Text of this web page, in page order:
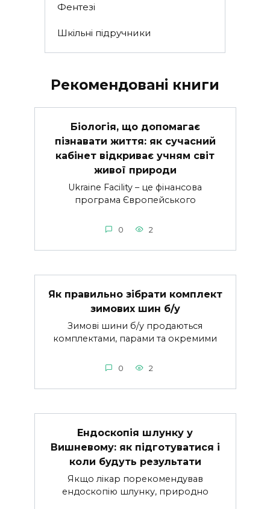
Фентезі
Шкільні підручники
Рекомендовані книги
Біологія, що допомагає
пізнавати життя: як сучасний
кабінет відкриває учням світ
живої природи
Ukraine Facility – це фінансова
програма Європейського
0 2
Як правильно зібрати комплект
зимових шин б/у
Зимові шини б/у продаються
комплектами, парами та окремими
0 2
Ендоскопія шлунку у
Вишневому: як підготуватися і
коли будуть результати
Якщо лікар порекомендував
ендоскопію шлунку, природно